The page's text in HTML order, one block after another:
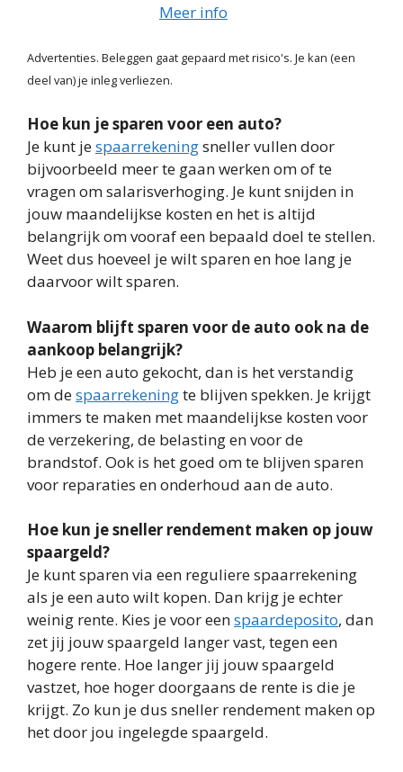
Meer info
Advertenties. Beleggen gaat gepaard met risico's. Je kan (een
deel van) je inleg verliezen.
Hoe kun je sparen voor een auto?
Je kunt jespaarrekeningsneller vullen door
bijvoorbeeld meer te gaan werken om of te
vragen om salarisverhoging. Je kunt snijden in
jouw maandelijkse kosten en het is altijd
belangrijk om vooraf een bepaald doel te stellen.
Weet dus hoeveel je wilt sparen en hoe lang je
daarvoor wilt sparen.
Waarom blijft sparen voor de auto ook na de
aankoop belangrijk?
Heb je een auto gekocht, dan is het verstandig
om despaarrekeningte blijven spekken. Je krijgt
immers te maken met maandelijkse kosten voor
de verzekering, de belasting en voor de
brandstof. Ook is het goed om te blijven sparen
voor reparaties en onderhoud aan de auto.
Hoe kun je sneller rendement maken op jouw
spaargeld?
Je kunt sparen via een reguliere spaarrekening
als je een auto wilt kopen. Dan krijg je echter
weinig rente. Kies je voor eenspaardeposito, dan
zet jij jouw spaargeld langer vast, tegen een
hogere rente. Hoe langer jij jouw spaargeld
vastzet, hoe hoger doorgaans de rente is die je
krijgt. Zo kun je dus sneller rendement maken op
het door jou ingelegde spaargeld.